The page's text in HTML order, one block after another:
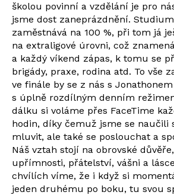
školou povinní a vzdělání je pro
jsme dost zaneprázdnění.
zaměstnává na 100 %, při tom já
na extraligové úrovni, což
a každý víkend zápas, k tomu se
brigády, praxe, rodina atd. To vše
ve finále by se z nás s
s úplně rozdílným denním
dálku si voláme přes FaceTime
hodin, díky čemuž jsme se naučili
mluvit, ale také se poslouchat a
Náš vztah stojí na obrovské
upřímnosti, přátelství, vášni a
chvílích víme, že i když si
jeden druhému po boku, tu svou